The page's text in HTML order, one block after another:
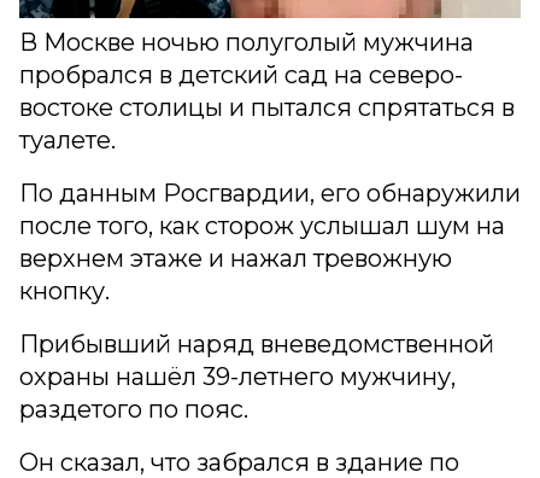
В Москве ночью полуголый мужчина
пробрался в детский сад на северо-
востоке столицы и пытался спрятаться в
туалете.
По данным Росгвардии, его обнаружили
после того, как сторож услышал шум на
верхнем этаже и нажал тревожную
кнопку.
Прибывший наряд вневедомственной
охраны нашёл 39-летнего мужчину,
раздетого по пояс.
Он сказал, что забрался в здание по